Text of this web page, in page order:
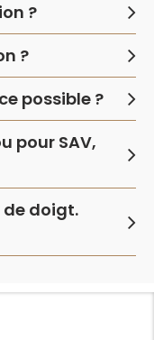
?
?
possible ?
pour SAV,
de doigt.